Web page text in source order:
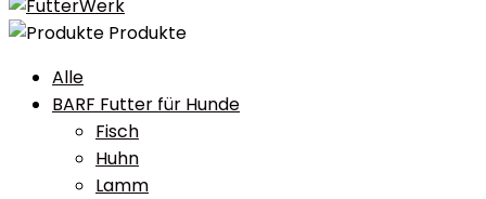
Produkte
Alle
BARF Futter für Hunde
Fisch
Huhn
Lamm